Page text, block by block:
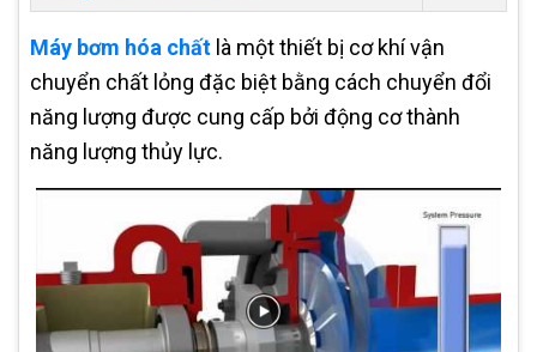
Máy bơm hóa chất là một thiết bị cơ khí vận
chuyển chất lỏng đặc biệt bằng cách chuyển đổi
năng lượng được cung cấp bởi động cơ thành
năng lượng thủy lực.